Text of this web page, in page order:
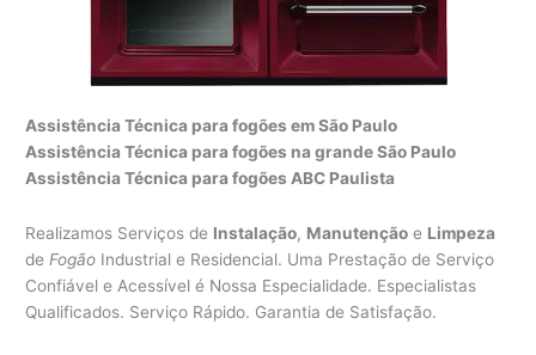
Assistência Técnica para fogões em São Paulo
Assistência Técnica para fogões na grande São Paulo
Assistência Técnica para fogões ABC Paulista
Realizamos Serviços de Instalação, Manutenção e Limpeza
de Fogão Industrial e Residencial. Uma Prestação de Serviço
Confiável e Acessível é Nossa Especialidade. Especialistas
Qualificados. Serviço Rápido. Garantia de Satisfação.